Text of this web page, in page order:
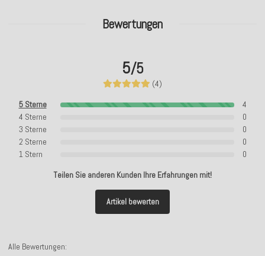
Bewertungen
5/5
(4)
5 Sterne
4
4 Sterne
0
3 Sterne
0
2 Sterne
0
1 Stern
0
Teilen Sie anderen Kunden Ihre Erfahrungen mit!
Artikel bewerten
Alle Bewertungen: